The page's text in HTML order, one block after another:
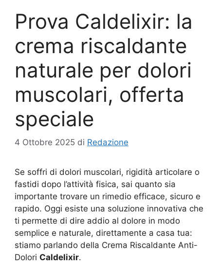
Prova Caldelixir: la
crema riscaldante
naturale per dolori
muscolari, offerta
speciale
4 Ottobre 2025 di Redazione
Se soffri di dolori muscolari, rigidità articolare o
fastidi dopo l’attività fisica, sai quanto sia
importante trovare un rimedio efficace, sicuro e
rapido. Oggi esiste una soluzione innovativa che
ti permette di dire addio al dolore in modo
semplice e naturale, direttamente a casa tua:
stiamo parlando della Crema Riscaldante Anti-
Dolori Caldelixir.